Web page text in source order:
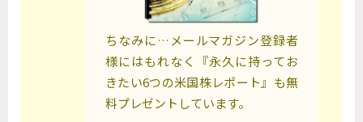
ちなみに…メールマガジン登録者
様にはもれなく『永久に持ってお
きたい6つの米国株レポート』も無
料プレゼントしています。